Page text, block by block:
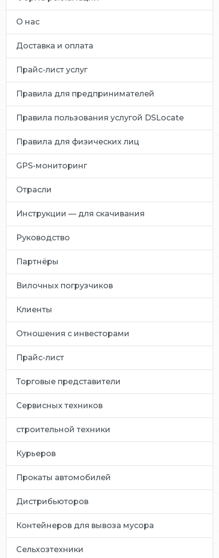
О нас
Доставка и оплата
Прайс-лист услуг
Правила для предпринимателей
Правила пользования услугой DSLocate
Правила для физических лиц
GPS-мониторинг
Отрасли
Инструкции — для скачивания
Руководство
Партнёры
Вилочных погрузчиков
Клиенты
Отношения с инвесторами
Прайс-лист
Торговые представители
Сервисных техников
строительной техники
Курьеров
Прокаты автомобилей
Дистрибьюторов
Контейнеров для вывоза мусора
Сельхозтехники